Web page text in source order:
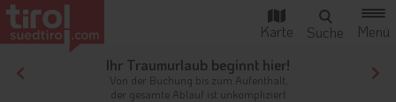
Ihr Traumurlaub beginnt hier!
Von der Buchung bis zum Aufenthalt,
der gesamte Ablauf ist unkompliziert